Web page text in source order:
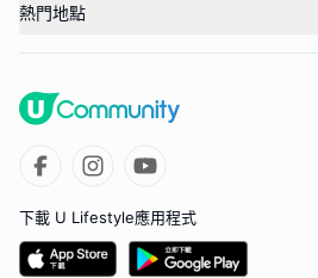
熱門地點
下載 U Lifestyle應用程式